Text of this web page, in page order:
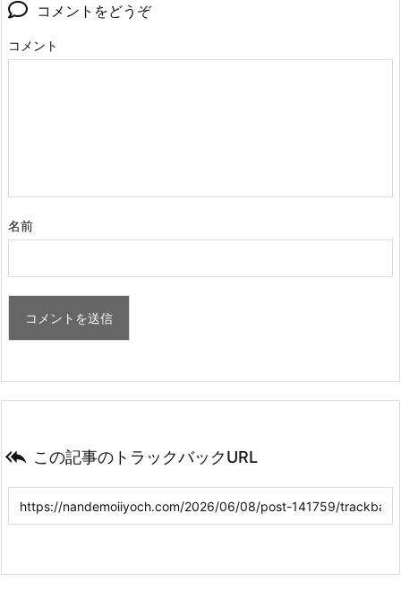
コメントをどうぞ
コメント
名前
 この記事のトラックバックURL